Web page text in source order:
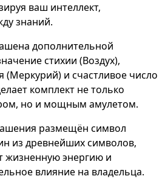
ваш интеллект,
знаний.
дополнительной
стихии (Воздух),
(Меркурий) и счастливое число
комплект не только
но и мощным амулетом.
размещён символ
из древнейших символов,
жизненную энергию и
влияние на владельца.